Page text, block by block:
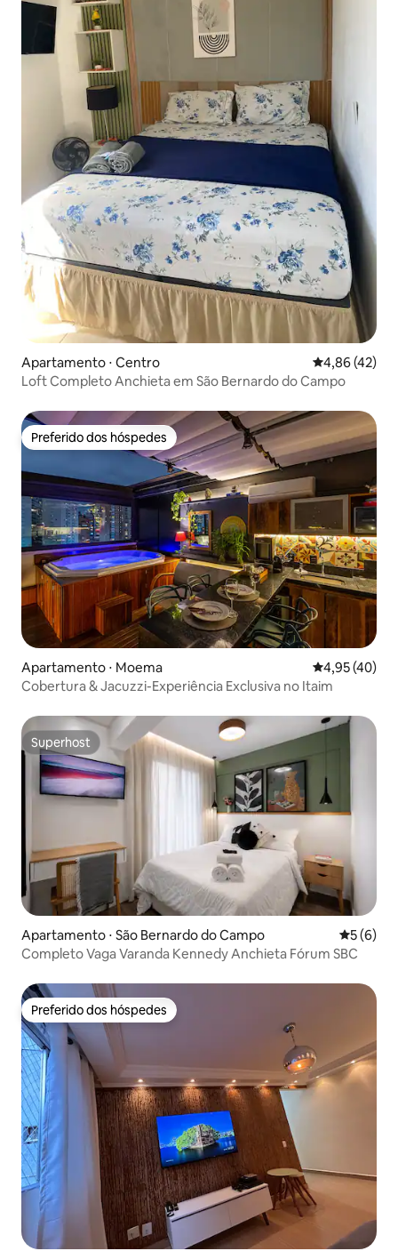
Apartamento ⋅ Centro 4,86 de uma
4,86 (42)
Loft Completo Anchieta em São Bernardo do Campo
Preferido dos hóspedes
Preferido dos hóspedes
Apartamento ⋅ Moema 4,95 de uma
4,95 (40)
Cobertura & Jacuzzi-Experiência Exclusiva no Itaim
Superhost
Superhost
Apartamento ⋅ São Bernardo do Campo 5 de
5 (6)
Completo Vaga Varanda Kennedy Anchieta Fórum SBC
Preferido dos hóspedes
Preferido dos hóspedes